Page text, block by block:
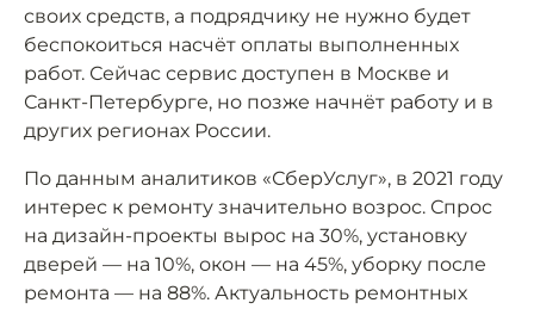
своих средств, а подрядчику не нужно будет
беспокоиться насчёт оплаты выполненных
работ. Сейчас сервис доступен в Москве и
Санкт-Петербурге, но позже начнёт работу и в
других регионах России.
По данным аналитиков «СберУслуг», в 2021 году
интерес к ремонту значительно возрос. Спрос
на дизайн-проекты вырос на 30%, установку
дверей — на 10%, окон — на 45%, уборку после
ремонта — на 88%. Актуальность ремонтных